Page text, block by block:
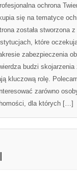
ochrona
się na tematyce
została stworzona
które
zabezpieczenia
budzi
kluczową rolę.
zarówno
dla których […]